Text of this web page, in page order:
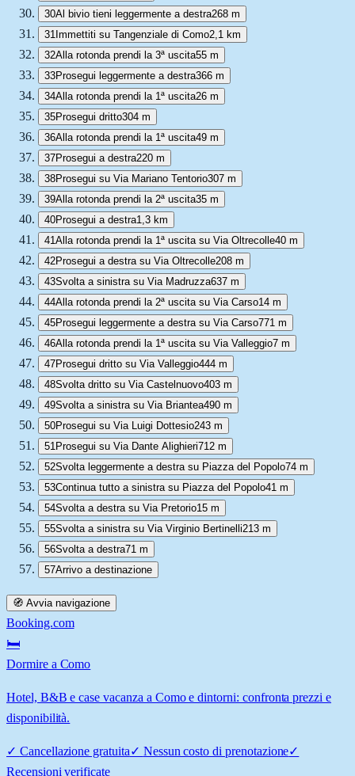
30Al bivio tieni leggermente a destra268 m
31 Immettiti su Tangenziale di Como2,1 km
32Alla rotonda prendi la 3ª uscita55 m
33Prosegui leggermente a destra366 m
34Alla rotonda prendi la 1ª uscita26 m
35Prosegui dritto304 m
36Alla rotonda prendi la 1ª uscita49 m
37Prosegui a destra220 m
38Prosegui su Via Mariano Tentorio307 m
39Alla rotonda prendi la 2ª uscita35 m
40Prosegui a destra1,3 km
41Alla rotonda prendi la 1ª uscita su Via Oltrecolle40 m
42Prosegui a destra su Via Oltrecolle208 m
43Svolta a sinistra su Via Madruzza637 m
44Alla rotonda prendi la 2ª uscita su Via Carso14 m
45Prosegui leggermente a destra su Via Carso771 m
46Alla rotonda prendi la 1ª uscita su Via Valleggio7 m
47Prosegui dritto su Via Valleggio444 m
48Svolta dritto su Via Castelnuovo403 m
49Svolta a sinistra su Via Briantea490 m
50Prosegui su Via Luigi Dottesio243 m
51 Prosegui su Via Dante Alighieri712 m
52Svolta leggermente a destra su Piazza del Popolo74 m
53Continua tutto a sinistra su Piazza del Popolo41 m
54Svolta a destra su Via Pretorio15 m
55Svolta a sinistra su Via Virginio Bertinelli213 m
56Svolta a destra71 m
57Arrivo a destinazione
🧭 Avvia navigazione
Booking.com
🛏️
Dormire a Como
Hotel, B&B e case vacanza a Como e dintorni: confronta prezzi e
disponibilità.
✓ Cancellazione gratuita✓ Nessun costo di prenotazione✓
Recensioni verificate